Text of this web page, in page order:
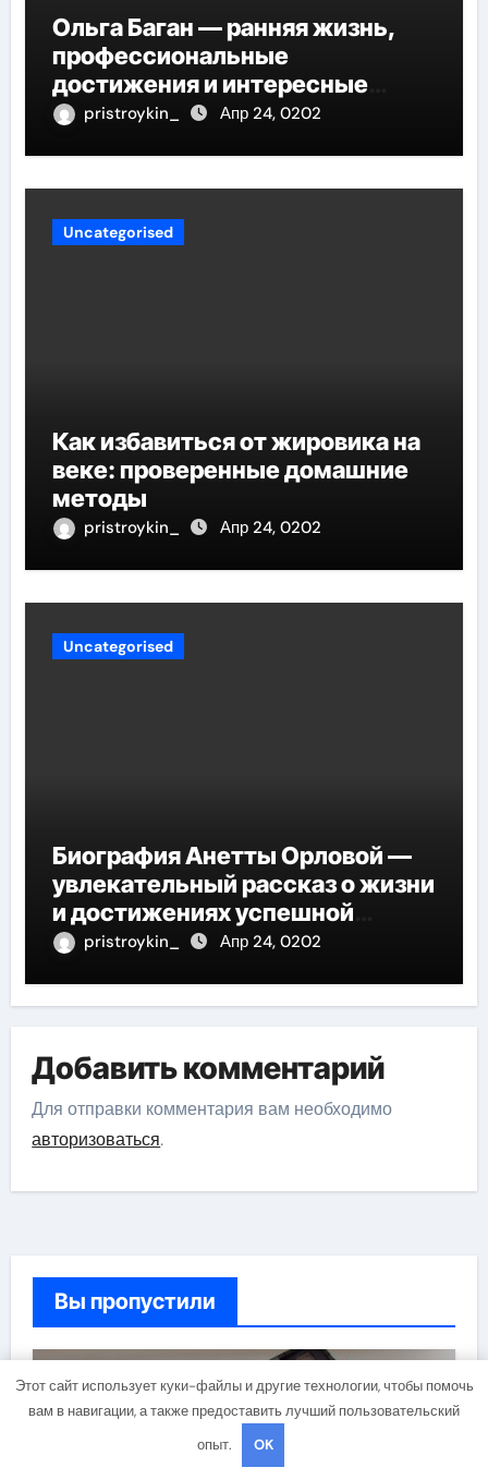
Ольга Баган — ранняя жизнь,
профессиональные
достижения и интересные
факты
pristroykin_ Апр 24, 0202
Uncategorised
Как избавиться от жировика на
веке: проверенные домашние
методы
pristroykin_ Апр 24, 0202
Uncategorised
Биография Анетты Орловой —
увлекательный рассказ о жизни
и достижениях успешной
фигуристки
pristroykin_ Апр 24, 0202
Добавить комментарий
Для отправки комментария вам необходимо
авторизоваться.
Вы пропустили
Гараж и авто
Этот сайт использует куки-файлы и другие технологии, чтобы помочь
вам в навигации, а также предоставить лучший пользовательский
опыт.
OK